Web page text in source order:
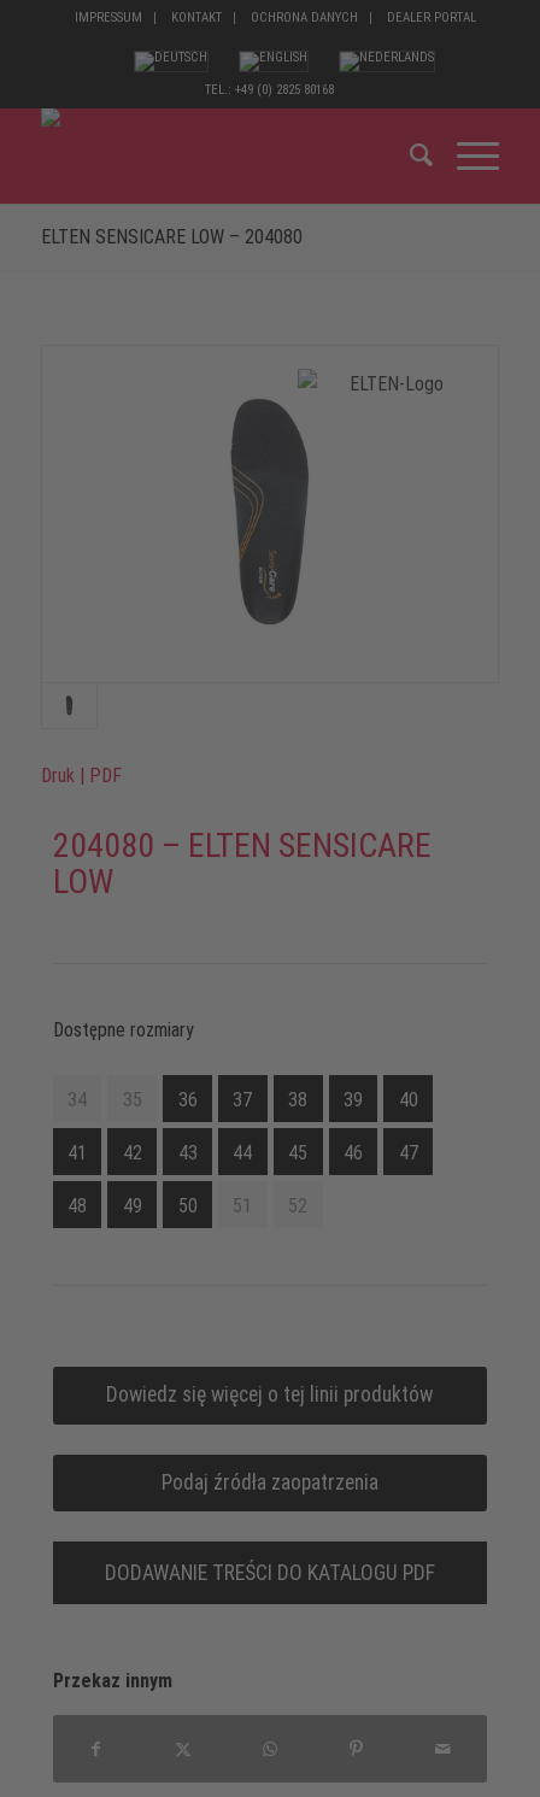
IMPRESSUM KONTAKT OCHRONA DANYCH DEALER PORTAL
TEL.: +49 (0) 2825 80168
ELTEN SENSICARE LOW – 204080
Druk PDF
204080 – ELTEN SENSICARE
LOW
Dostępne rozmiary
34 35 36 37 38 39 40
41 42 43 44 45 46 47
48 49 50 51 52
Dowiedz się więcej o tej linii produktów
Podaj źródła zaopatrzenia
DODAWANIE TREŚCI DO KATALOGU PDF
Przekaz innym